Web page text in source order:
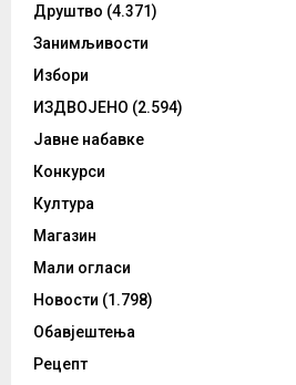
Друштво (4.371)
Занимљивости
Избори
ИЗДВОЈЕНО (2.594)
Јавне набавке
Конкурси
Култура
Магазин
Мали огласи
Новости (1.798)
Обавјештења
Рецепт